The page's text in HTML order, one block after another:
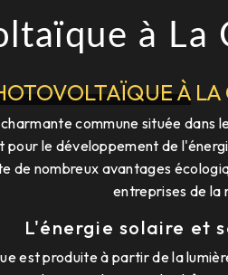
à La
À
commune située
pour le développement de
de nombreux avantages
entreprises de la
L'énergie solaire et
est produite à partir de la